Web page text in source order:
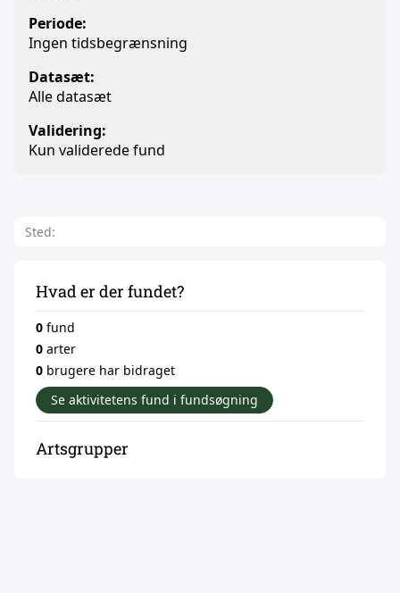
Periode:
Ingen tidsbegrænsning
Datasæt:
Alle datasæt
Validering:
Kun validerede fund
Sted:
Hvad er der fundet?
0 fund
0 arter
0 brugere har bidraget
Se aktivitetens fund i fundsøgning
Artsgrupper